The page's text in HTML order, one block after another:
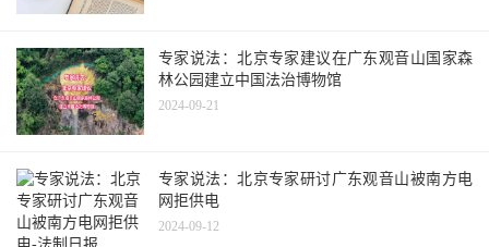
专家说法：北京专家建议在广东观音山国家森
林公园建立中国法治博物馆
2024-09-21
专家说法：北京专家研讨广东观音山被南方电
网拒供电
2024-09-12